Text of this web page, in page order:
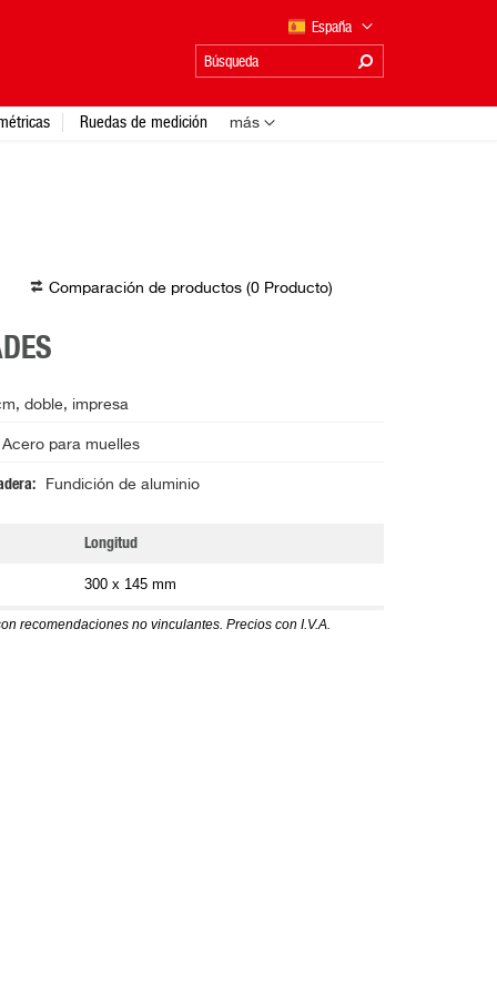
Comparación de productos (0 Producto)
doble, impresa
Acero para muelles
Fundición de aluminio
Longitud
300 x 145 mm
recomendaciones no vinculantes. Precios con I.V.A.
España
Ruedas de medición más